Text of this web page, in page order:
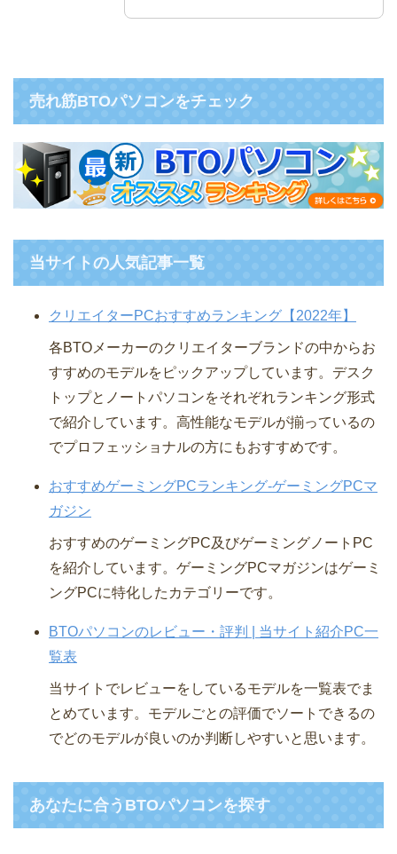
売れ筋BTOパソコンをチェック
当サイトの人気記事一覧
クリエイターPCおすすめランキング【2022年】
各BTOメーカーのクリエイターブランドの中からお
すすめのモデルをピックアップしています。デスク
トップとノートパソコンをそれぞれランキング形式
で紹介しています。高性能なモデルが揃っているの
でプロフェッショナルの方にもおすすめです。
おすすめゲーミングPCランキング-ゲーミングPCマ
ガジン
おすすめのゲーミングPC及びゲーミングノートPC
を紹介しています。ゲーミングPCマガジンはゲーミ
ングPCに特化したカテゴリーです。
BTOパソコンのレビュー・評判 | 当サイト紹介PC一
覧表
当サイトでレビューをしているモデルを一覧表でま
とめています。モデルごとの評価でソートできるの
でどのモデルが良いのか判断しやすいと思います。
あなたに合うBTOパソコンを探す